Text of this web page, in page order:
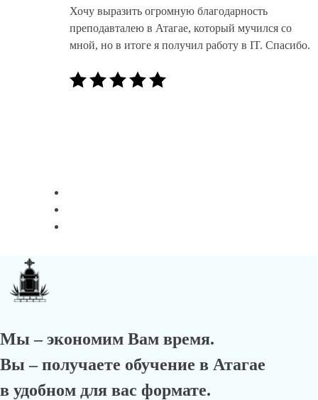
Хочу выразить огромную благодарность
преподавталею в Атагае, который мучился со
мной, но в итоге я получил работу в IT. Спасибо.
Мы – экономим Вам время.
Вы – получаете обучение в Атагае
в удобном для вас формате.